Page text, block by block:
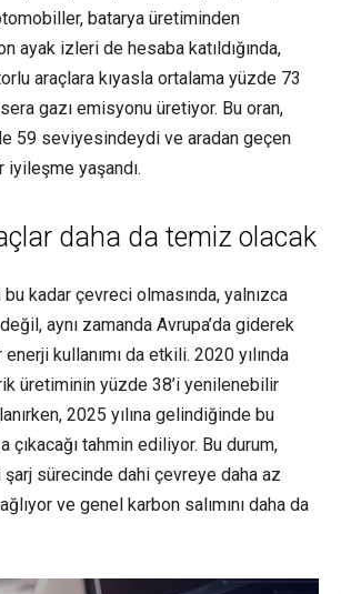
batarya üretiminden
ayak izleri de hesaba katıldığında,
araçlara kıyasla ortalama yüzde 73
gazı emisyonu üretiyor. Bu oran,
59 seviyesindeydi ve aradan geçen
iyileşme yaşandı.
daha da temiz olacak
kadar çevreci olmasında, yalnızca
aynı zamanda Avrupa’da giderek
kullanımı da etkili. 2020 yılında
üretiminin yüzde 38’i yenilenebilir
2025 yılına gelindiğinde bu
çıkacağı tahmin ediliyor. Bu durum,
şarj sürecinde dahi çevreye daha az
ve genel karbon salımını daha da